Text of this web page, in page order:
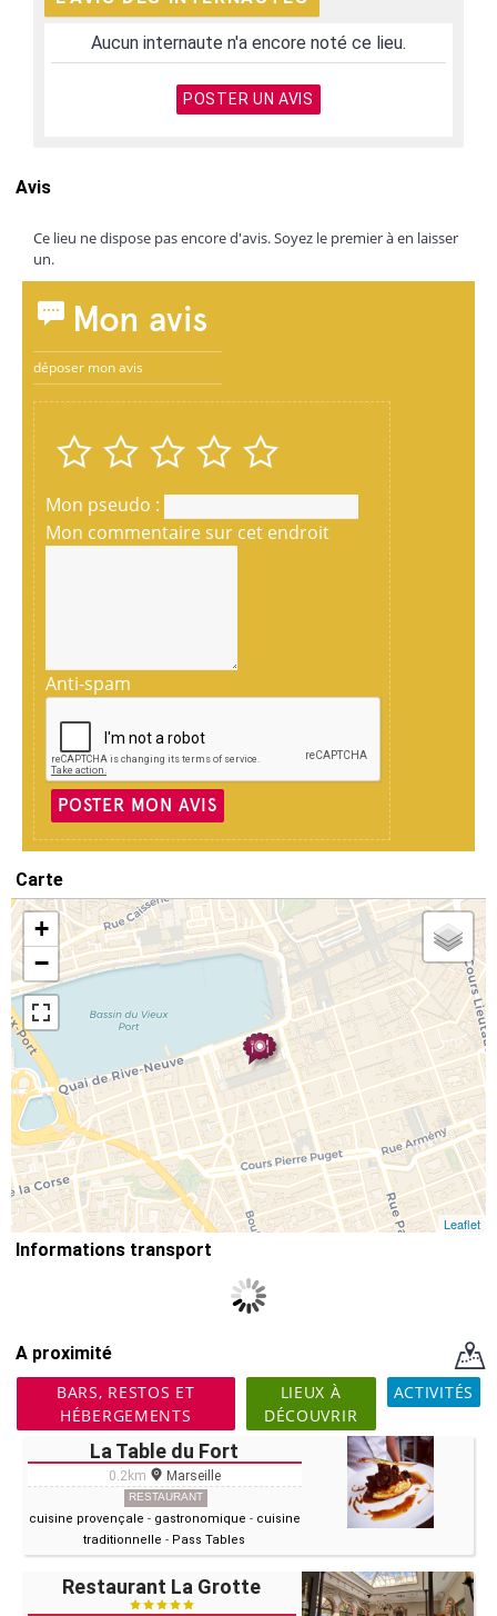
Aucun internaute n'a encore noté ce lieu.
POSTER UN AVIS
Avis
Ce lieu ne dispose pas encore d'avis. Soyez le premier à en laisser
un.
Mon avis
déposer mon avis
Mon pseudo :
Mon commentaire sur cet endroit
Anti-spam
POSTER MON AVIS
Carte
+
−
Leaflet
Informations transport
A proximité
BARS, RESTOS ET
HÉBERGEMENTS
LIEUX À
DÉCOUVRIR
ACTIVITÉS
La Table du Fort
0.2km Marseille
RESTAURANT
cuisine provençale - gastronomique - cuisine
traditionnelle - Pass Tables
Restaurant La Grotte